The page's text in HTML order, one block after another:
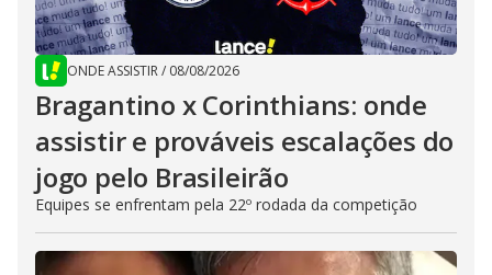
ONDE ASSISTIR/ 08/08/2026
Bragantino x Corinthians: onde
assistir e prováveis escalações do
jogo pelo Brasileirão
Equipes se enfrentam pela 22º rodada da competição